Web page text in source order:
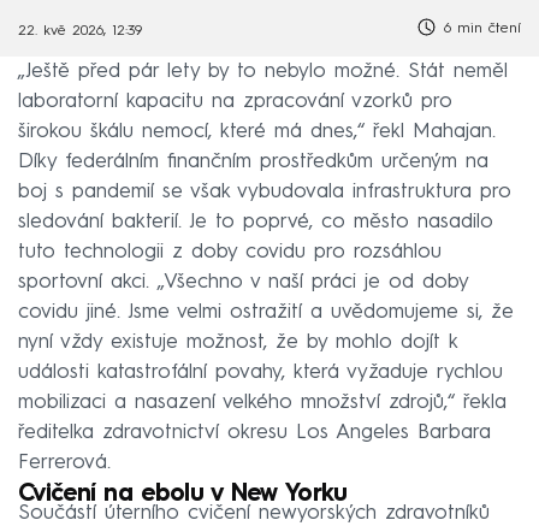
22. kvě 2026, 12:39 6 min čtení
„Ještě před pár lety by to nebylo možné. Stát neměl
laboratorní kapacitu na zpracování vzorků pro
širokou škálu nemocí, které má dnes,“ řekl Mahajan.
Díky federálním finančním prostředkům určeným na
boj s pandemií se však vybudovala infrastruktura pro
sledování bakterií. Je to poprvé, co město nasadilo
tuto technologii z doby covidu pro rozsáhlou
sportovní akci. „Všechno v naší práci je od doby
covidu jiné. Jsme velmi ostražití a uvědomujeme si, že
nyní vždy existuje možnost, že by mohlo dojít k
události katastrofální povahy, která vyžaduje rychlou
mobilizaci a nasazení velkého množství zdrojů,“ řekla
ředitelka zdravotnictví okresu Los Angeles Barbara
Ferrerová.
Cvičení na ebolu v New Yorku
Součástí úterního cvičení newyorských zdravotníků